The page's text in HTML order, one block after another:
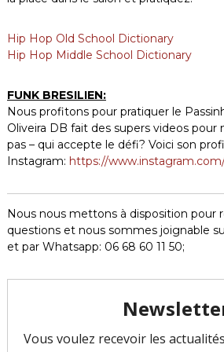
Hip Hop Old School Dictionary
Hip Hop Middle School Dictionary
FUNK BRESILIEN:
Nous profitons pour pratiquer le
Oliveira DB fait des supers videos pour
pas – qui accepte le défi? Voici son
Instagram: https://
Nous nous mettons à disposition pour
questions et nous sommes joignable
et par Whatsapp: 06 68 60 11 50;